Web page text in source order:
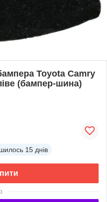
Toyota Camry
(бампер-шина)
15 днів